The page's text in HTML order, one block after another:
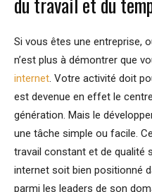
Si vous êtes une entreprise,
n’est plus à démontrer que
internet. Votre activité doit
est devenue en effet le
génération. Mais le
une tâche simple ou facile.
travail constant et de qualité
internet soit bien positionné
parmi les leaders de son